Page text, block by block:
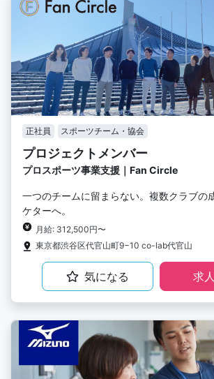
正社員 スポーツチーム・協会
プロジェクトメンバー
プロスポーツ事業支援｜Fan Circle
一つのチームに留まらない。複数クラブの
ケターへ。
月給: 312,500円〜
東京都渋谷区代官山町9−10 co-lab代官山
気になる 求